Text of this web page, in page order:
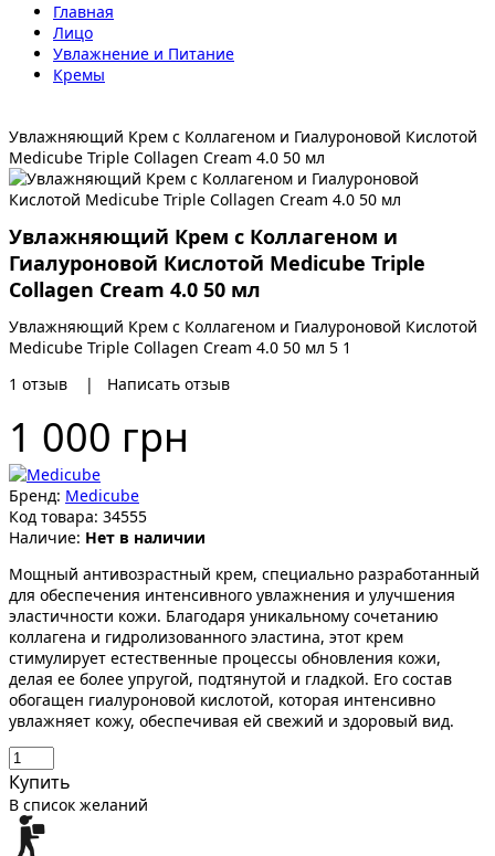
Главная
Лицо
Увлажнение и Питание
Кремы
Увлажняющий Крем с Коллагеном и Гиалуроновой Кислотой
Medicube Triple Collagen Cream 4.0 50 мл
Увлажняющий Крем с Коллагеном и
Гиалуроновой Кислотой Medicube Triple
Collagen Cream 4.0 50 мл
Увлажняющий Крем с Коллагеном и Гиалуроновой Кислотой
Medicube Triple Collagen Cream 4.0 50 мл 5 1
1 отзыв | Написать отзыв
1 000 грн
Бренд: Medicube
Код товара: 34555
Наличие: Нет в наличии
Мощный антивозрастный крем, специально разработанный
для обеспечения интенсивного увлажнения и улучшения
эластичности кожи. Благодаря уникальному сочетанию
коллагена и гидролизованного эластина, этот крем
стимулирует естественные процессы обновления кожи,
делая ее более упругой, подтянутой и гладкой. Его состав
обогащен гиалуроновой кислотой, которая интенсивно
увлажняет кожу, обеспечивая ей свежий и здоровый вид.
Купить
В список желаний